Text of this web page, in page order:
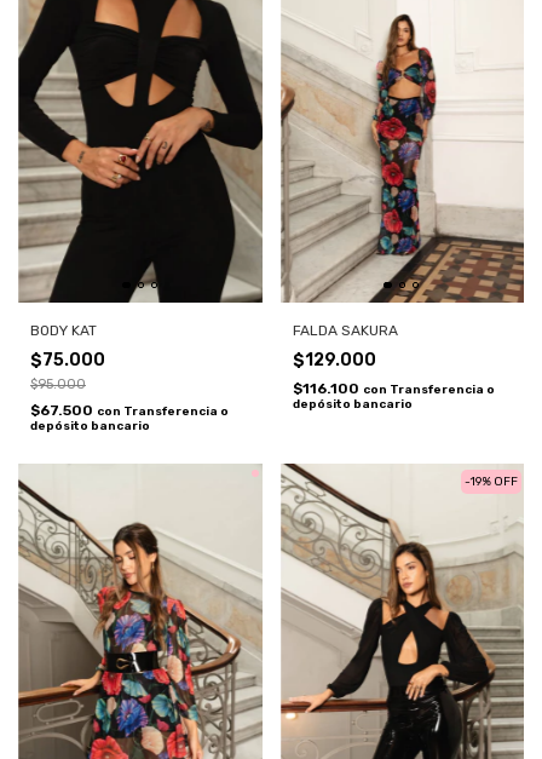
BODY KAT
$75.000
$95.000
$67.500 con Transferencia o
depósito bancario
FALDA SAKURA
$129.000
$116.100 con Transferencia o
depósito bancario
-19% OFF